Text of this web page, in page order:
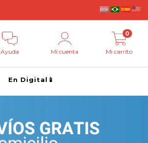
Ayuda Mi cuenta Mi carrito
0
En Digital📱